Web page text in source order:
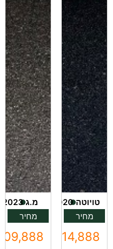
טויוטה 2020
מחיר
₪114,888
מ.ג 2023
מחיר